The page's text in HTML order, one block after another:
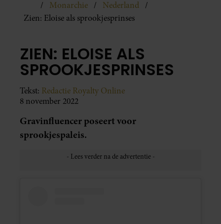
Monarchie
Nederland
Zien: Eloise als sprookjesprinses
ZIEN: ELOISE ALS
SPROOKJESPRINSES
Tekst: Redactie Royalty Online
8 november 2022
Gravinfluencer poseert voor
sprookjespaleis.